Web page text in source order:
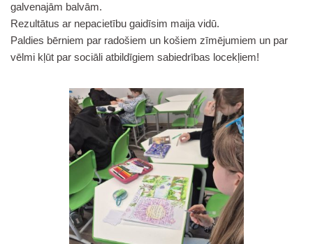
galvenajām balvām.
Rezultātus ar nepacietību gaidīsim maija vidū.
Paldies bērniem par radošiem un košiem zīmējumiem un par
vēlmi kļūt par sociāli atbildīgiem sabiedrības locekļiem!